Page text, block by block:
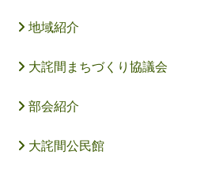
地域紹介
大詫間まちづくり協議会
部会紹介
大詫間公民館